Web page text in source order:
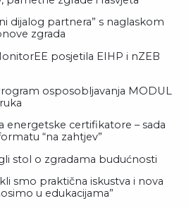
dijalog partnera” s naglaskom
zgrada
posjetila EIHP i nZEB
osposobljavanja MODUL
energetske certifikatore – sada
“na zahtjev”
stol o zgradama budućnosti
smo praktična iskustva i nova
u edukacijama”